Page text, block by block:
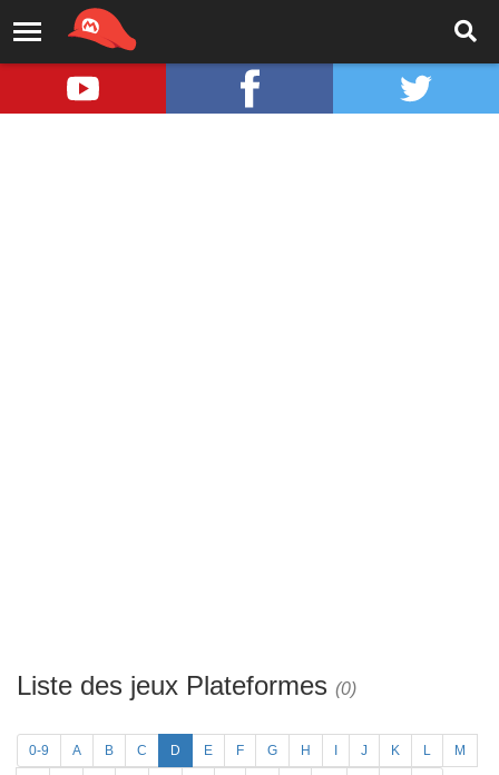
Liste des jeux Plateformes (0)
0-9 A B C D E F G H J K L M